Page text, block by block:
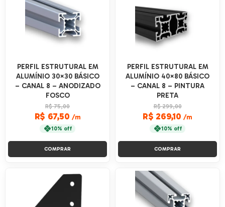
PERFIL ESTRUTURAL EM
ALUMÍNIO 30×30 BÁSICO
– CANAL 8 – ANODIZADO
FOSCO
R$ 75,00
R$ 67,50 /m
10% off
COMPRAR
PERFIL ESTRUTURAL EM
ALUMÍNIO 40×80 BÁSICO
– CANAL 8 – PINTURA
PRETA
R$ 299,00
R$ 269,10/m
10% off
COMPRAR